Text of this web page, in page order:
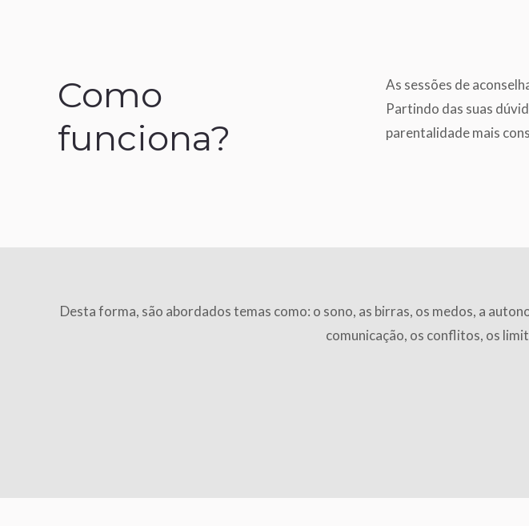
Como
funciona?
As sessões de
Partindo das suas
parentalidade mais
Desta forma, são abordados temas como: o sono, as birras, os medos, a
comunicação, os conflitos, os